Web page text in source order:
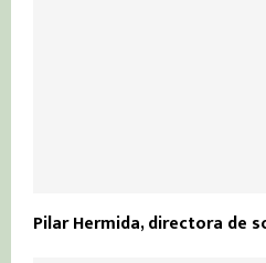
Pilar Hermida, directora de